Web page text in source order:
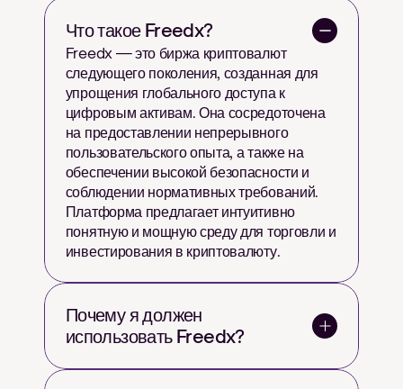
Что такое Freedx?
Freedx — это биржа криптовалют
следующего поколения, созданная для
упрощения глобального доступа к
цифровым активам. Она сосредоточена
на предоставлении непрерывного
пользовательского опыта, а также на
обеспечении высокой безопасности и
соблюдении нормативных требований.
Платформа предлагает интуитивно
понятную и мощную среду для торговли и
инвестирования в криптовалюту.
Почему я должен
использовать Freedx?